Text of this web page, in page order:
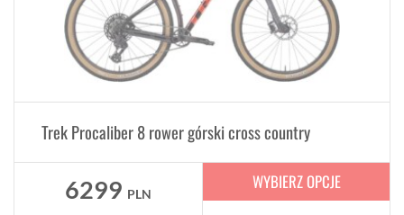
Trek Procaliber 8 rower górski cross country
6299 PLN
WYBIERZ OPCJE